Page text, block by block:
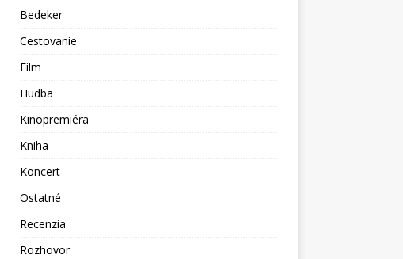
Bedeker
Cestovanie
Film
Hudba
Kinopremiéra
Kniha
Koncert
Ostatné
Recenzia
Rozhovor